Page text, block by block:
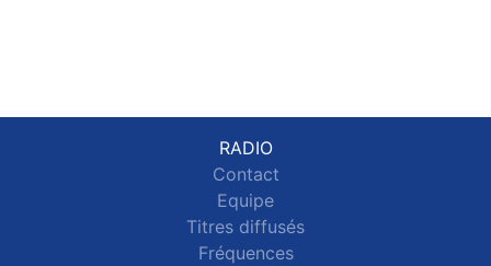
RADIO
Contact
Equipe
Titres diffusés
Fréquences